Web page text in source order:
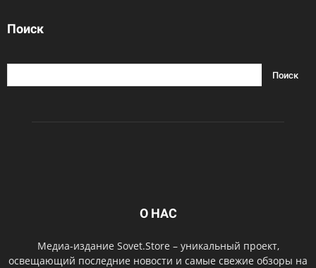
Поиск
О НАС
Медиа-издание Sovet.Store – уникальный проект,
освещающий последние новости и самые свежие обзоры на